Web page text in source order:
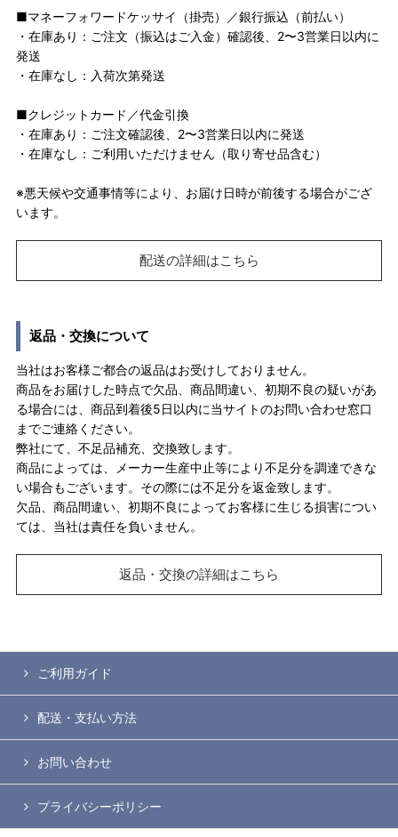
■マネーフォワードケッサイ（掛売）／銀行振込（前払い）
・在庫あり：ご注文（振込はご入金）確認後、2〜3営業日以内に
発送
・在庫なし：入荷次第発送
■クレジットカード／代金引換
・在庫あり：ご注文確認後、2〜3営業日以内に発送
・在庫なし：ご利用いただけません（取り寄せ品含む）
※悪天候や交通事情等により、お届け日時が前後する場合がござ
います。
配送の詳細はこちら
返品・交換について
当社はお客様ご都合の返品はお受けしておりません。
商品をお届けした時点で欠品、商品間違い、初期不良の疑いがあ
る場合には、商品到着後5日以内に当サイトのお問い合わせ窓口
までご連絡ください。
弊社にて、不足品補充、交換致します。
商品によっては、メーカー生産中止等により不足分を調達できな
い場合もございます。その際には不足分を返金致します。
欠品、商品間違い、初期不良によってお客様に生じる損害につい
ては、当社は責任を負いません。
返品・交換の詳細はこちら
ご利用ガイド
配送・支払い方法
お問い合わせ
プライバシーポリシー